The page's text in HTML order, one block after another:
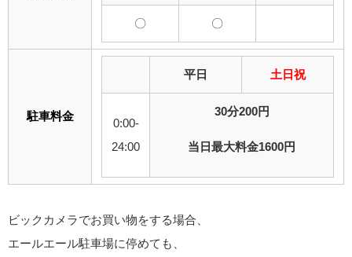
〇 〇
駐車料金
平日 土日祝
0:00-
24:00
30分200円
当日最大料金1600円
ビックカメラでお買い物をする場合、
エールエール駐車場に停めても、